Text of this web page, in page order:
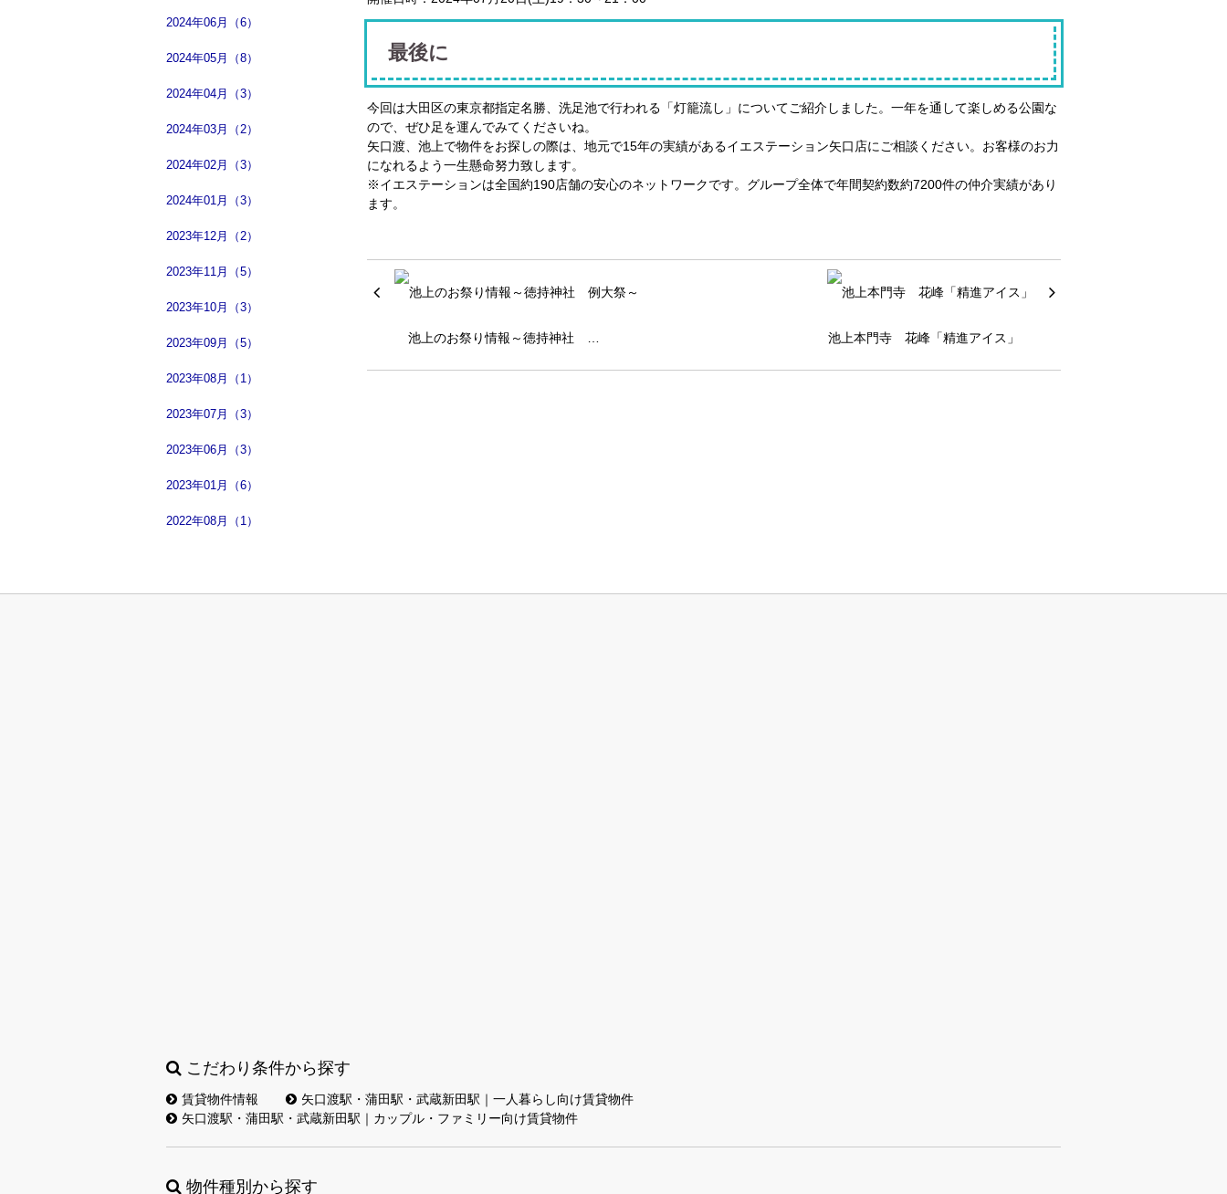
2024年06月（6）
2024年05月（8）
2024年04月（3）
2024年03月（2）
2024年02月（3）
2024年01月（3）
2023年12月（2）
2023年11月（5）
2023年10月（3）
2023年09月（5）
2023年08月（1）
2023年07月（3）
2023年06月（3）
2023年01月（6）
2022年08月（1）
最後に
今回は大田区の東京都指定名勝、洗足池で行われる「灯籠流し」についてご紹介しました。一年を通して楽しめる公園な
ので、ぜひ足を運んでみてくださいね。
矢口渡、池上で物件をお探しの際は、地元で15年の実績があるイエステーション矢口店にご相談ください。お客様のお力
になれるよう一生懸命努力致します。
※イエステーションは全国約190店舗の安心のネットワークです。グループ全体で年間契約数約7200件の仲介実績があり
ます。
池上のお祭り情報～徳持神社 … 池上本門寺 花峰「精進アイス」
こだわり条件から探す
賃貸物件情報
矢口渡駅・蒲田駅・武蔵新田駅｜一人暮らし向け賃貸物件
矢口渡駅・蒲田駅・武蔵新田駅｜カップル・ファミリー向け賃貸物件
物件種別から探す